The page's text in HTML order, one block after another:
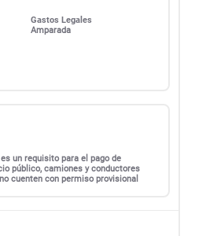
Gastos Legales
Amparada
un requisito para el pago de
público, camiones y conductores
cuenten con permiso provisional